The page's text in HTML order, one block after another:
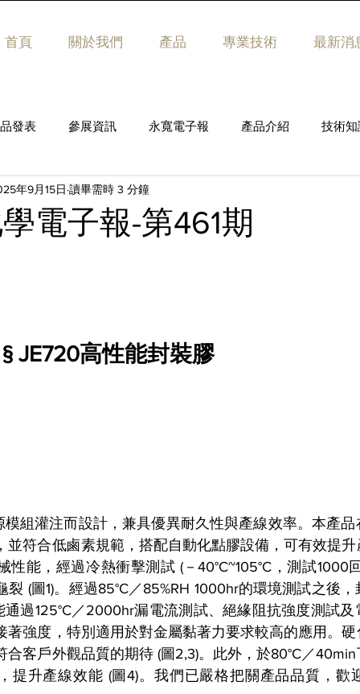
首頁 關於我們 產品 專業技術 最新消
發表 參展資訊 永寬電子報 產品介紹 技術知
電子報-第461期
年9月15日 讀畢需時 3 分鐘
JE720高性能封裝膠
模組灌注而設計，兼具優異耐久性與產線效率。本產
並符合低鹵素規範，搭配自動化點膠設備，可有效提
性能，經過冷熱衝擊測試 (－40°C~105°C，測試1000
裂 (圖1)。經過85°C／85%RH 1000hr的環境測試之後
通過125°C／2000hr漏電流測試、絕緣阻抗強度測試
著強度，特別適用於對金屬黏著力要求較高的應用。
合客戶外觀品質的期待 (圖2,3)。此外，於80°C／
提升產線效能 (圖4)。 我們已嚴格把關產品品質，歡